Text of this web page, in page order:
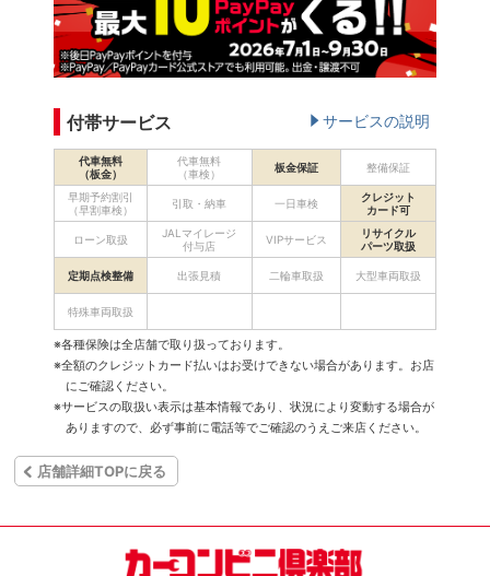
付帯サービス サービスの説明
代車無料
（板金）
代車無料
（車検）
板金保証 整備保証
早期予約割引
（早割車検）
引取・納車 一日車検
クレジット
カード可
ローン取扱
JALマイレージ
付与店
VIPサービス
リサイクル
パーツ取扱
定期点検整備 出張見積 二輪車取扱 大型車両取扱
特殊車両取扱
※各種保険は全店舗で取り扱っております。
※全額のクレジットカード払いはお受けできない場合があります。お店
にご確認ください。
※サービスの取扱い表示は基本情報であり、状況により変動する場合が
ありますので、必ず事前に電話等でご確認のうえご来店ください。
店舗詳細TOPに戻る